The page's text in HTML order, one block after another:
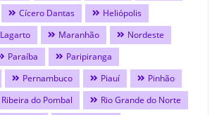
Cícero Dantas
Heliópolis
Lagarto Maranhão
Nordeste
Paraíba
Paripiranga
Pernambuco Piauí
Pinhão
Ribeira do Pombal
Rio Grande do Norte